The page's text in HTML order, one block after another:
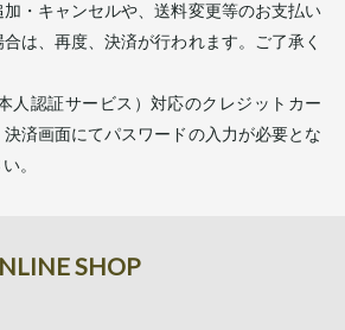
・キャンセルや、送料変更等のお支払い
は、再度、決済が行われます。ご了承く
人認証サービス）対応のクレジットカー
決済画面にてパスワードの入力が必要とな
。
SHOP